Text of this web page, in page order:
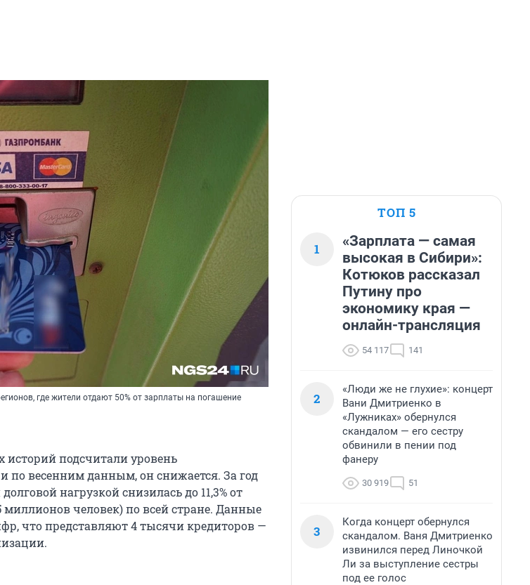
где жители отдают 50% от зарплаты на погашение
подсчитали уровень
по весенним данным, он снижается. За год
нагрузкой снизилась до 11,3% от
человек) по всей стране. Данные
что представляют 4 тысячи кредиторов —
ТОП 5
1
«Зарплата — самая
высокая в Сибири»:
Котюков рассказал
Путину про
экономику края —
онлайн-трансляция
54 117 141
2
«Люди же не глухие»: концерт
Вани Дмитриенко в
«Лужниках» обернулся
скандалом — его сестру
обвинили в пении под
фанеру
30 919 51
3
Когда концерт обернулся
скандалом. Ваня Дмитриенко
извинился перед Линочкой
Ли за выступление сестры
под ее голос